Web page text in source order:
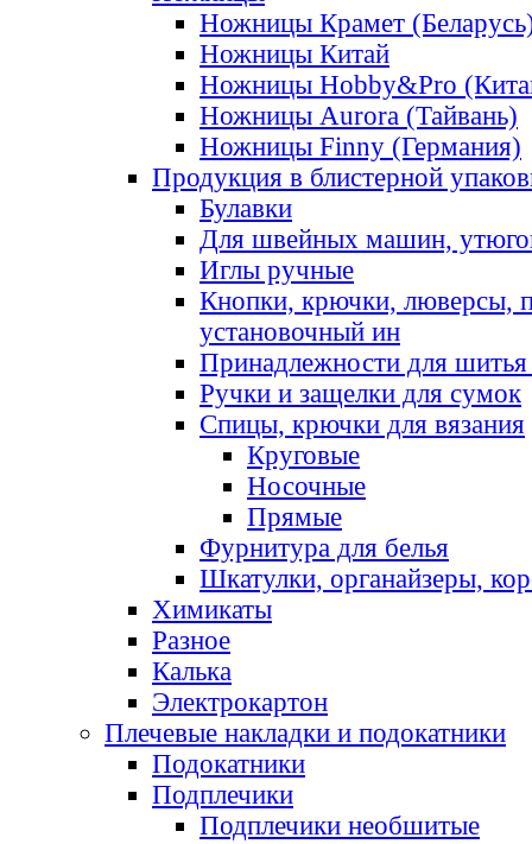
Ножницы Крамет
Ножницы Китай
Ножницы Hobby&Pro
Ножницы Aurora (Тайвань)
Ножницы Finny (Германия)
Продукция в блистерной
Булавки
Для швейных машин,
Иглы ручные
Кнопки, крючки, люверсы,
установочный ин
Принадлежности для шитья
Ручки и защелки для сумок
Спицы, крючки для вязания
Круговые
Носочные
Прямые
Фурнитура для белья
Шкатулки, органайзеры,
Химикаты
Разное
Калька
Электрокартон
Плечевые накладки и подокатники
Подокатники
Подплечики
Подплечики необшитые